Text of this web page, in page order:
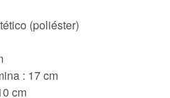
(poliéster)
: 17 cm
cm